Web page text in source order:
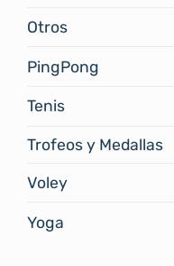
Otros
PingPong
Tenis
Trofeos y Medallas
Voley
Yoga